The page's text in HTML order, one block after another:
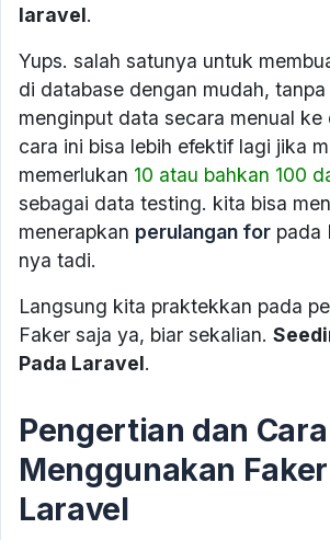
laravel.
Yups. salah satunya untuk
di database dengan mudah, tanpa
menginput data secara menual ke
cara ini bisa lebih efektif lagi jika
memerlukan 10 atau bahkan 100
sebagai data testing. kita bisa
menerapkan perulangan for pada
nya tadi.
Langsung kita praktekkan pada
Faker saja ya, biar sekalian.
Pada Laravel.
Pengertian dan Cara
Menggunakan
Laravel